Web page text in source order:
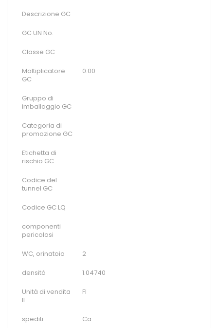
Descrizione GC
GC UN No.
Classe GC
Moltiplicatore
GC
0.00
Gruppo di
imballaggio GC
Categoria di
promozione GC
Etichetta di
rischio GC
Codice del
tunnel GC
Codice GC LQ
componenti
pericolosi
WC, orinatoio 2
densità 1.04740
Unità di vendita
II
Fl
spediti Ca